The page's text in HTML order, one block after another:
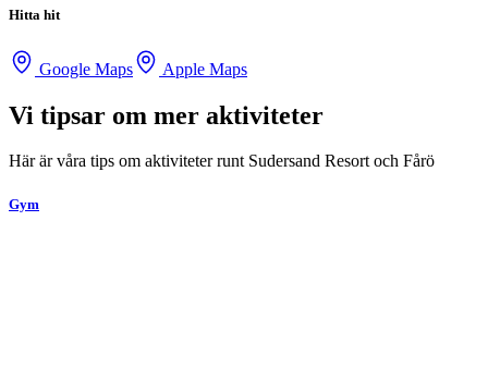
Hitta hit
Google Maps Apple Maps
Vi tipsar om mer aktiviteter
Här är våra tips om aktiviteter runt Sudersand Resort och Fårö
Gym